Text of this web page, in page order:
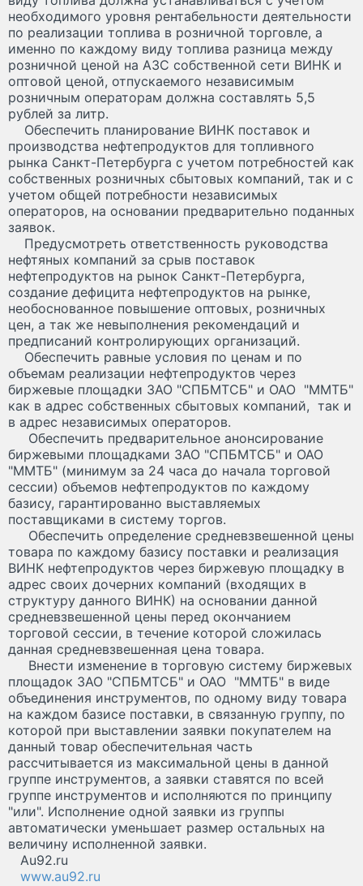
необходимого уровня рентабельности деятельности
по реализации топлива в розничной торговле, а
именно по каждому виду топлива разница между
розничной ценой на АЗС собственной сети ВИНК и
оптовой ценой, отпускаемого независимым
розничным операторам должна составлять 5,5
рублей за литр.
Обеспечить планирование ВИНК поставок и
производства нефтепродуктов для топливного
рынка Санкт-Петербурга с учетом потребностей как
собственных розничных сбытовых компаний, так и с
учетом общей потребности независимых
операторов, на основании предварительно поданных
заявок.
Предусмотреть ответственность руководства
нефтяных компаний за срыв поставок
нефтепродуктов на рынок Санкт-Петербурга,
создание дефицита нефтепродуктов на рынке,
необоснованное повышение оптовых, розничных
цен, а так же невыполнения рекомендаций и
предписаний контролирующих организаций.
Обеспечить равные условия по ценам и по
объемам реализации нефтепродуктов через
биржевые площадки ЗАО "СПБМТСБ" и ОАО "ММТБ"
как в адрес собственных сбытовых компаний, так и
в адрес независимых операторов.
Обеспечить предварительное анонсирование
биржевыми площадками ЗАО "СПБМТСБ" и ОАО
"ММТБ" (минимум за 24 часа до начала торговой
сессии) объемов нефтепродуктов по каждому
базису, гарантированно выставляемых
поставщиками в систему торгов.
Обеспечить определение средневзвешенной цены
товара по каждому базису поставки и реализация
ВИНК нефтепродуктов через биржевую площадку в
адрес своих дочерних компаний (входящих в
структуру данного ВИНК) на основании данной
средневзвешенной цены перед окончанием
торговой сессии, в течение которой сложилась
данная средневзвешенная цена товара.
Внести изменение в торговую систему биржевых
площадок ЗАО "СПБМТСБ" и ОАО "ММТБ" в виде
объединения инструментов, по одному виду товара
на каждом базисе поставки, в связанную группу, по
которой при выставлении заявки покупателем на
данный товар обеспечительная часть
рассчитывается из максимальной цены в данной
группе инструментов, а заявки ставятся по всей
группе инструментов и исполняются по принципу
"или". Исполнение одной заявки из группы
автоматически уменьшает размер остальных на
величину исполненной заявки.
Au92.ru
www.au92.ru